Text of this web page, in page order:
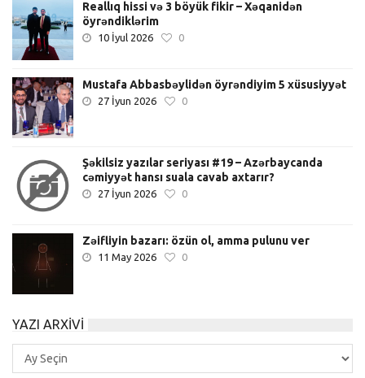
Reallıq hissi və 3 böyük fikir – Xəqanidən
öyrəndiklərim
10 İyul 2026 0
Mustafa Abbasbəylidən öyrəndiyim 5 xüsusiyyət
27 İyun 2026 0
Şəkilsiz yazılar seriyası #19 – Azərbaycanda
cəmiyyət hansı suala cavab axtarır?
27 İyun 2026 0
Zəifliyin bazarı: özün ol, amma pulunu ver
11 May 2026 0
YAZI ARXIVI
Yazı
Arxivi